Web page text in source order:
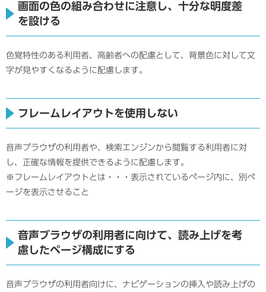
画面の色の組み合わせに注意し、十分な明度差
を設ける
色覚特性のある利用者、高齢者への配慮として、背景色に対して文
字が見やすくなるように配慮します。
フレームレイアウトを使用しない
音声ブラウザの利用者や、検索エンジンから閲覧する利用者に対
し、正確な情報を提供できるように配慮します。
※フレームレイアウトとは・・・表示されているページ内に、別ペ
ージを表示させること
音声ブラウザの利用者に向けて、読み上げを考
慮したページ構成にする
音声ブラウザの利用者向けに、ナビゲーションの挿入や読み上げの